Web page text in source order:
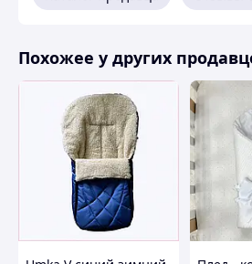
Похожее у других